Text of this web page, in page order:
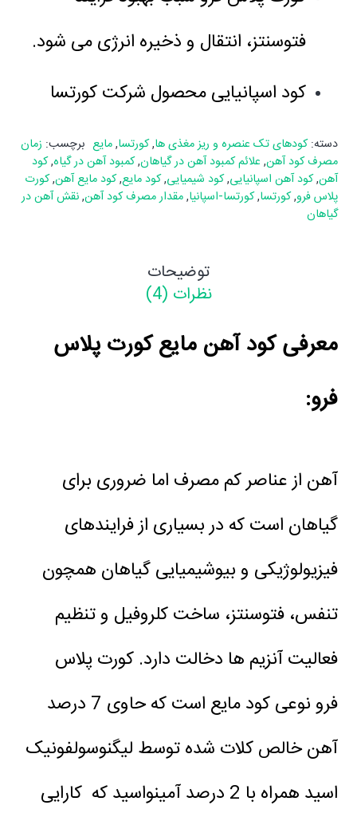
فتوسنتز، انتقال و ذخیره انرژی می شود.
کود اسپانیایی محصول شرکت کورتسا
دسته:کودهای تک عنصره و ریز مغذی ها,کورتسا,مایع برچسب: زمان
مصرف کود آهن, علائم کمبود آهن در گیاهان,کمبود آهن در گیاه,کود
آهن,کود آهن اسپانیایی,کود شیمیایی,کود مایع,کود مایع آهن,کورت
پلاس فرو,کورتسا,کورتسا-اسپانیا,مقدار مصرف کود آهن,نقش آهن در
گیاهان
توضیحات
نظرات (4)
معرفی کود آهن مایع کورت پلاس
فرو:
آهن از عناصر کم مصرف اما ضروری برای
گیاهان است که در بسیاری از فرایندهای
فیزیولوژیکی و بیوشیمیایی گیاهان همچون
تنفس، فتوسنتز، ساخت کلروفیل و تنظیم
فعالیت آنزیم ها دخالت دارد. کورت پلاس
فرو نوعی کود مایع است که حاوی 7 درصد
آهن خالص کلات شده توسط لیگنوسولفونیک
اسید همراه با 2 درصد آمینواسید که کارایی